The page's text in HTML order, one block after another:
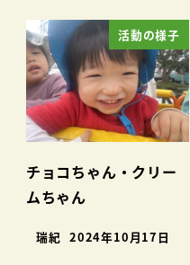
活動の様子
チョコちゃん・クリー
ムちゃん
瑞紀 2024年10月17日